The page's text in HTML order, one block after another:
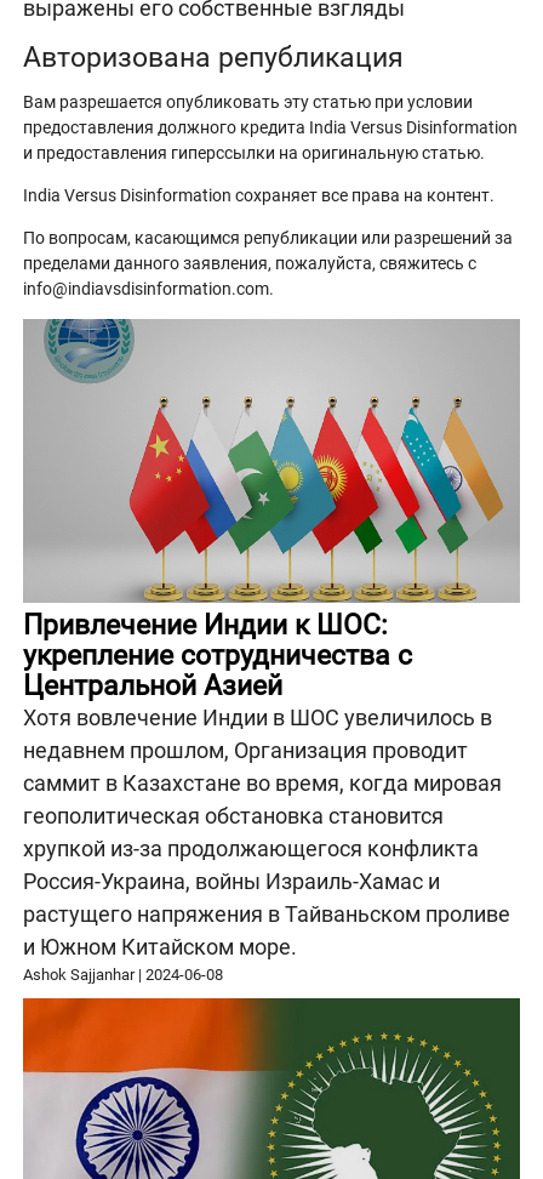
выражены его собственные взгляды
Авторизована републикация
Вам разрешается опубликовать эту статью при условии
предоставления должного кредита India Versus Disinformation
и предоставления гиперссылки на оригинальную статью.
India Versus Disinformation сохраняет все права на контент.
По вопросам, касающимся републикации или разрешений за
пределами данного заявления, пожалуйста, свяжитесь с
info@indiavsdisinformation.com.
Привлечение Индии к ШОС:
укрепление сотрудничества с
Центральной Азией
Хотя вовлечение Индии в ШОС увеличилось в
недавнем прошлом, Организация проводит
саммит в Казахстане во время, когда мировая
геополитическая обстановка становится
хрупкой из-за продолжающегося конфликта
Россия-Украина, войны Израиль-Хамас и
растущего напряжения в Тайваньском проливе
и Южном Китайском море.
Ashok Sajjanhar|2024-06-08